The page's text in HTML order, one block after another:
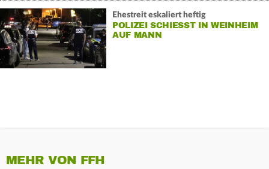
Ehestreit eskaliert heftig
POLIZEI SCHIESST IN WEINHEIM A
UF MANN
MEHR VON FFH